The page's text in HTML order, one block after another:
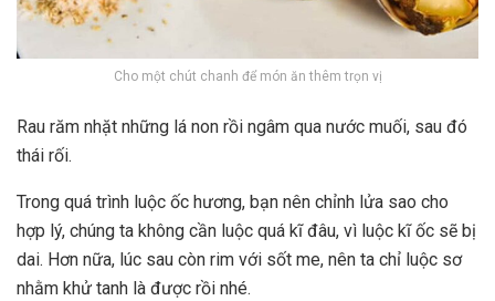
Cho một chút chanh để món ăn thêm trọn vị
Rau răm nhặt những lá non rồi ngâm qua nước muối, sau đó
thái rối.
Trong quá trình luộc ốc hương, bạn nên chỉnh lửa sao cho
hợp lý, chúng ta không cần luộc quá kĩ đâu, vì luộc kĩ ốc sẽ bị
dai. Hơn nữa, lúc sau còn rim với sốt me, nên ta chỉ luộc sơ
nhằm khử tanh là được rồi nhé.